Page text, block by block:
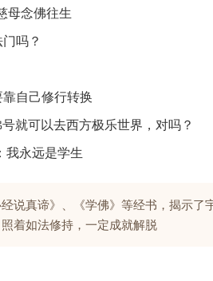
母念佛往生
吗？
自己修行转换
号就可以去西方极乐世界，对吗？
我永远是学生
说真谛》、《学佛》等经书，揭示了
着如法修持，一定成就解脱